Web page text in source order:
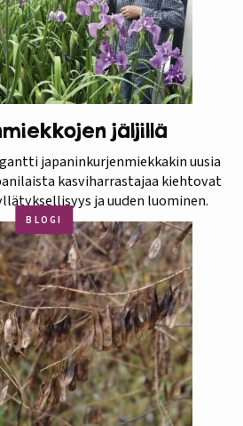
jäljillä
japaninkurjenmiekkakin uusia
kasviharrastajaa kiehtovat
ja uuden luominen.
BLOGI